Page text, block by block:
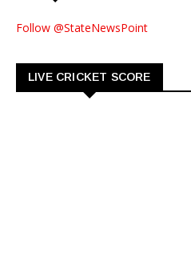
Follow @StateNewsPoint
LIVE CRICKET SCORE